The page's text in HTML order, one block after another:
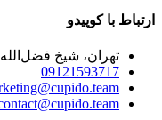
ارتباط با کوپیدو
تهران، شیخ فضل‌الله
09121593717